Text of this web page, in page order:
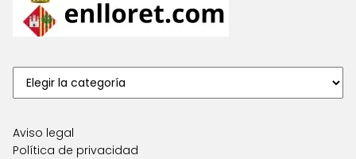
Aviso legal
Política de privacidad